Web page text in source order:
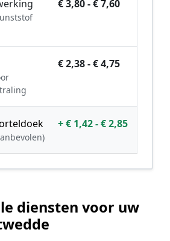
€ 3,80 - € 7,60
€ 2,38 - € 4,75
+ € 1,42 - € 2,85
diensten voor uw